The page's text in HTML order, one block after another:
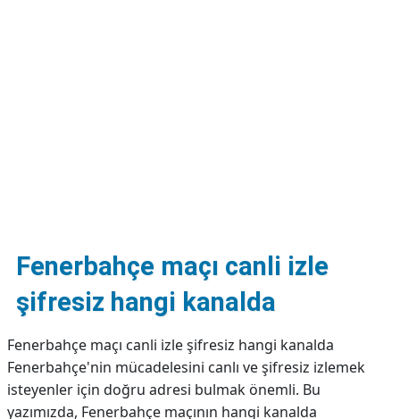
Fenerbahçe maçı canli izle
şifresiz hangi kanalda
Fenerbahçe maçı canli izle şifresiz hangi kanalda
Fenerbahçe'nin mücadelesini canlı ve şifresiz izlemek
isteyenler için doğru adresi bulmak önemli. Bu
yazımızda, Fenerbahçe maçının hangi kanalda